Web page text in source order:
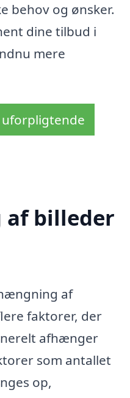
behov og ønsker.
dine tilbud i
mere
uforpligtende
billeder
af
faktorer, der
afhænger
som antallet
op,